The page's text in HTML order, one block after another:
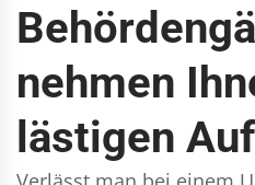
nehmen
lästigen